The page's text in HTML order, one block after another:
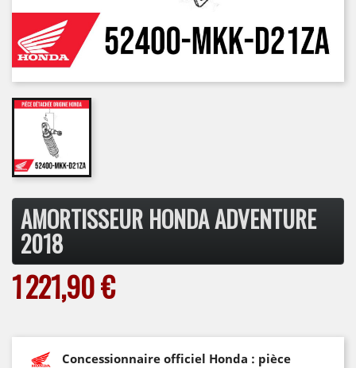
AMORTISSEUR HONDA ADVENTURE
2018
1 221,90 €
Concessionnaire officiel Honda : pièce